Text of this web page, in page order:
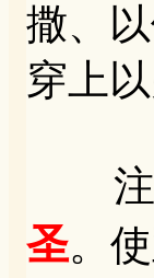
撒、
穿上
注意
圣。